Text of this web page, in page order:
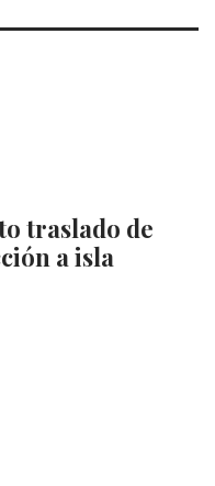
traslado de
a isla